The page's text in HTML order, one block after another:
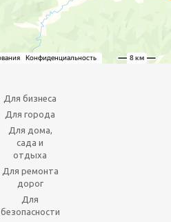
Для бизнеса
Для города
Для дома,
сада и
отдыха
Для ремонта
дорог
Для
безопасности